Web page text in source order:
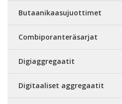
Butaanikaasujuottimet
Combiporanteräsarjat
Digiaggregaatit
Digitaaliset aggregaatit